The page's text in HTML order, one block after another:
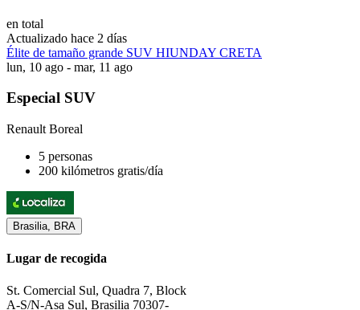
en total
Actualizado hace 2 días
Élite de tamaño grande SUV HIUNDAY CRETA
lun, 10 ago - mar, 11 ago
Especial SUV
Renault Boreal
5 personas
200 kilómetros gratis/día
Brasilia, BRA
Lugar de recogida
St. Comercial Sul, Quadra 7, Block
A-S/N-Asa Sul, Brasilia 70307-